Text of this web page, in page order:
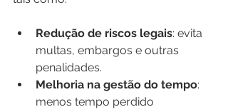
Redução de riscos legais: evita
multas, embargos e outras
penalidades.
Melhoria na gestão do tempo:
menos tempo perdido